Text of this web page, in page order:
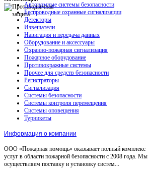
Автономные системы безопасности
Беспроводные охранные сигнализации
Детекторы
Извещатели
Навигация и передача данных
Оборудование и аксессуары
Охранно-пожарная сигнализация
Пожарное оборудование
Противокражные системы
Прочее для средств безопасности
Регистраторы
Сигнализация
Системы безопасности
Системы контроля перемещения
Системы оповещения
Турникеты
Информация о компании
ООО «Пожарная помощь» оказывает полный комплекс
услуг в области пожарной безопасности с 2008 года. Мы
осуществляем поставку и установку систем...